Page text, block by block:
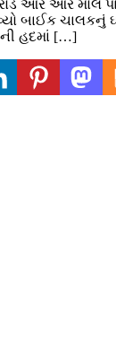
રોડ આર આર મોલ
બાઈક ચાલકનું
હદમાં […]